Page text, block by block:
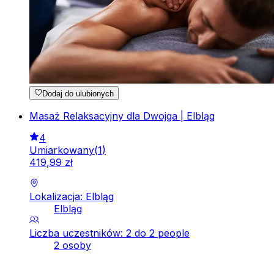
Dodaj do ulubionych
Masaż Relaksacyjny dla Dwojga | Elbląg
4
Umiarkowany(1)
419,99 zł
Lokalizacja: Elbląg
Elbląg
Liczba uczestników: 2 do 2 people
2 osoby